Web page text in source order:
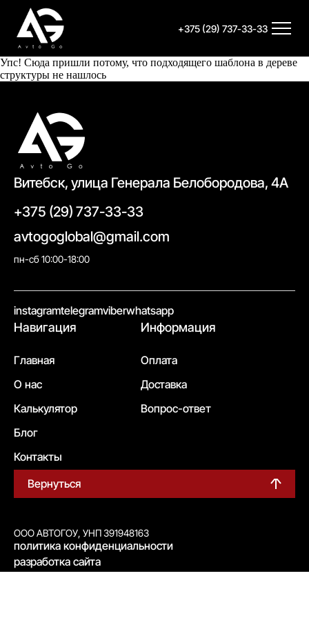
+375 (29) 737-33-33
Упс! Сюда пришли потому, что подходящего шаблона в дереве
структуры не нашлось
Витебск, улица Генерала Белобородова, 4А
+375 (29) 737-33-33
avtogoglobal@gmail.com
пн-сб 10:00-18:00
instagramtelegramviberwhatsapp
Навигация
Главная
О нас
Калькулятор
Блог
Контакты
Информация
Оплата
Доставка
Вопрос-ответ
Вернуться
ООО АВТОГОУ, УНП 391948163
политика конфиденциальности
разработка сайта